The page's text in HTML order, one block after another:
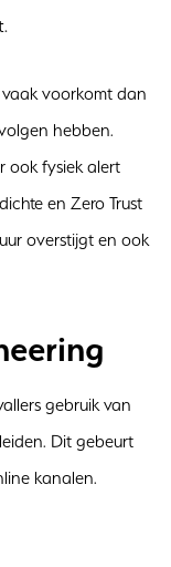
voorkomt dan
hebben.
ook fysiek alert
en Zero Trust
overstijgt en ook
gebruik van
Dit gebeurt
kanalen.